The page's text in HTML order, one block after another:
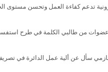
تدعم كفاءة العمل وتحسن مستوى
من طالبي الكلمة في طرح
سأل عن ألية عمل الدائرة في